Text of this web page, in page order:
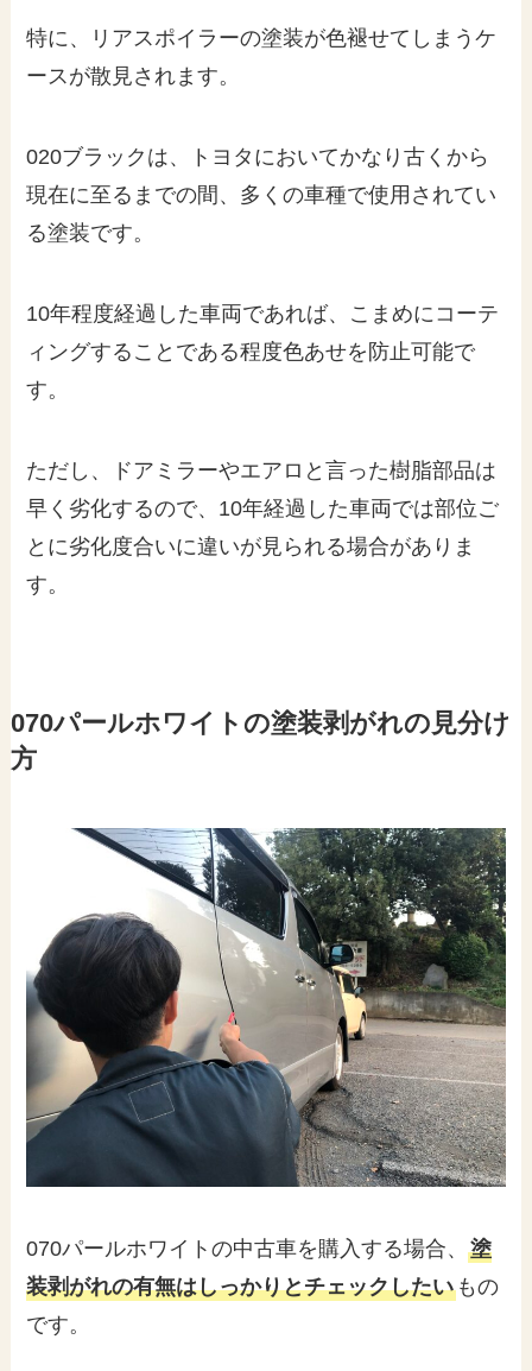
特に、リアスポイラーの塗装が色褪せてしまうケ
ースが散見されます。
020ブラックは、トヨタにおいてかなり古くから
現在に至るまでの間、多くの車種で使用されてい
る塗装です。
10年程度経過した車両であれば、こまめにコーテ
ィングすることである程度色あせを防止可能で
す。
ただし、ドアミラーやエアロと言った樹脂部品は
早く劣化するので、10年経過した車両では部位ご
とに劣化度合いに違いが見られる場合がありま
す。
070パールホワイトの塗装剥がれの見分け
方
070パールホワイトの中古車を購入する場合、塗
装剥がれの有無はしっかりとチェックしたい もの
です。